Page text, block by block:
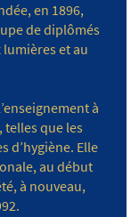
en 1896,
de diplômés
et au
à
telles que les
d’hygiène. Elle
au début
à nouveau,